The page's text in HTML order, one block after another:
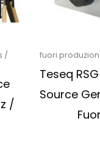
/
/
fuori
Teseq
Source